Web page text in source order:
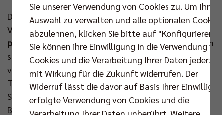
Das erste Heimspiel im neuen Jahr bestreiten die BR
Volleys amSonntag (11. Jan) gegen dieSWD
powervolleys Düren.Durch den Sieg in Friedrichshafen
sind die Berliner vorerst an den Rheinländern
vorbeigezogen und könnten den zweiten
Tabellenplatz daheim im direkten Duell behaupten.
Spektakel verspricht der Klassiker nicht zuletzt mit
Blick auf die letzten beiden Vergleiche. Zweimal
Sie unserer Verwendung von Cookies zu. Um Ihre
Auswahl zu verwalten und alle optionalen Cookies
abzulehnen, klicken Sie bitte auf "Konfigurieren".
Sie können ihre Einwilligung in die Verwendung
Cookies und die Verarbeitung Ihrer Daten
mit Wirkung für die Zukunft widerrufen. Der
Widerruf lässt die davor auf Basis Ihrer
erfolgte Verwendung von Cookies und die